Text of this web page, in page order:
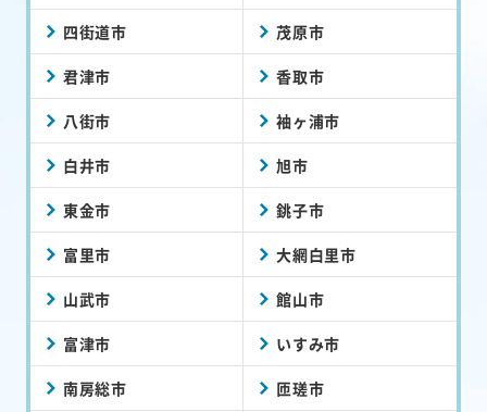
四街道市 茂原市
君津市 香取市
八街市 袖ヶ浦市
白井市 旭市
東金市 銚子市
富里市 大網白里市
山武市 館山市
富津市 いすみ市
南房総市 匝瑳市